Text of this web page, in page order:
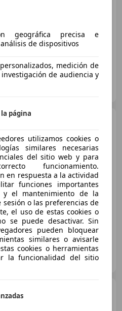
Gasolina 120 kW (163 CV)
II
Renault Kadjar
€ 14.723 1
Sin comparación
Diésel 96 kW (131 CV)
Renault Kadjar
GPF Business 103kW
geográfica precisa e
de dispositivos
medición de
de audiencia y
página
utilizamos cookies o
similares necesarias
del sitio web y para
funcionamiento.
en respuesta a la actividad
funciones importantes
y el mantenimiento de la
o las preferencias de
el uso de estas cookies o
se puede desactivar. Sin
pueden bloquear
similares o avisarle
cookies o herramientas
la funcionalidad del sitio